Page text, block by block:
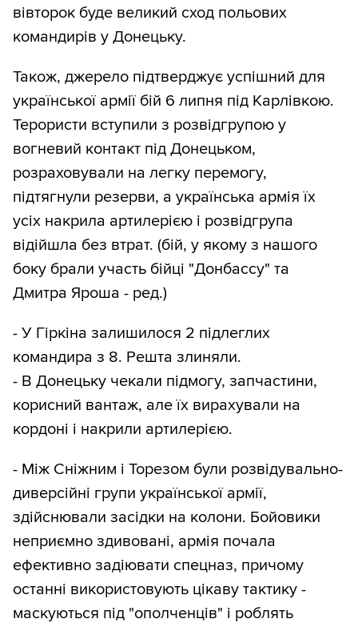
вівторок буде великий сход польових
командирів у Донецьку.
Також, джерело підтверджує успішний для
української армії бій 6 липня під Карлівкою.
Терористи вступили з розвідгрупою у
вогневий контакт під Донецьком,
розраховували на легку перемогу,
підтягнули резерви, а українська армія їх
усіх накрила артилерією і розвідгрупа
відійшла без втрат. (бій, у якому з нашого
боку брали участь бійці "Донбассу" та
Дмитра Яроша - ред.)
- У Гіркіна залишилося 2 підлеглих
командира з 8. Решта злиняли.
- В Донецьку чекали підмогу, запчастини,
корисний вантаж, але їх вирахували на
кордоні і накрили артилерією.
- Між Сніжним і Торезом були розвідувально-
диверсійні групи української армії,
здійснювали засідки на колони. Бойовики
неприємно здивовані, армія почала
ефективно задіювати спецназ, причому
останні використовують цікаву тактику -
маскуються під "ополченців" і роблять